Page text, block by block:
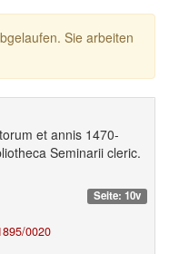
Sie arbeiten
et annis 1470-
Seminarii cleric.
Seite: 10v
0020